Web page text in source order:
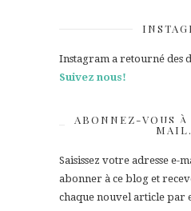
Instagram a retourné des
Suivez nous!
ABONNEZ-VOUS
MAIL.
Saisissez votre adresse e-
abonner à ce blog et
chaque nouvel article par